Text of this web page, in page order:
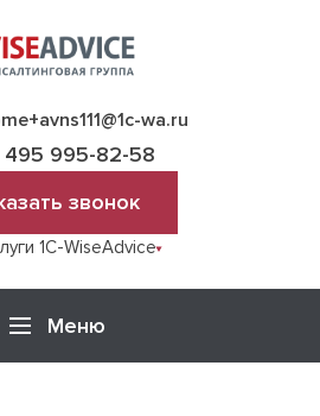
wa.ru
495 995-82-58
звонок
1C-WiseAdvice
Меню